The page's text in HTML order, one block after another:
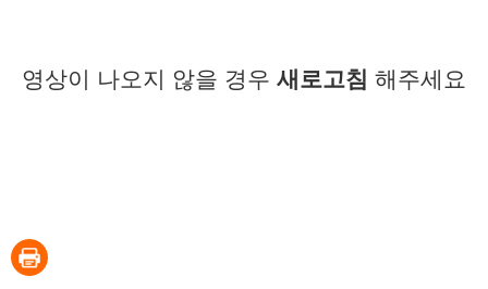
영상이 나오지 않을 경우 새로고침 해주세요